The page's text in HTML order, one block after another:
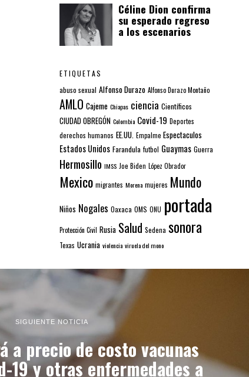
Céline Dion confirma
su esperado regreso
a los escenarios
ETIQUETAS
abuso sexual Alfonso Durazo Alfonso Durazo Montaño
AMLO Cajeme Chiapas ciencia Científicos
CIUDAD OBREGÓN Colombia Covid-19 Deportes
derechos humanos EE.UU. Empalme Espectaculos
Estados Unidos Farandula futbol Guaymas Guerra
Hermosillo IMSS Joe Biden López Obrador
Mexico migrantes Morena mujeres Mundo
Niños Nogales Oaxaca OMS ONU portada
Protección Civil Rusia Salud Sedena sonora
Texas Ucrania violencia viruela del mono
SIGUIENTE NOTICIA
a precio de costo vacunas
19 y otras enfermedades a